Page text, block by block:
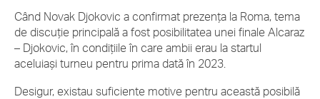
Când Novak Djokovic a confirmat prezența la Roma, tema
de discuție principală a fost posibilitatea unei finale Alcaraz
– Djokovic, în condițiile în care ambii erau la startul
aceluiași turneu pentru prima dată în 2023.
Desigur, existau suficiente motive pentru această posibilă